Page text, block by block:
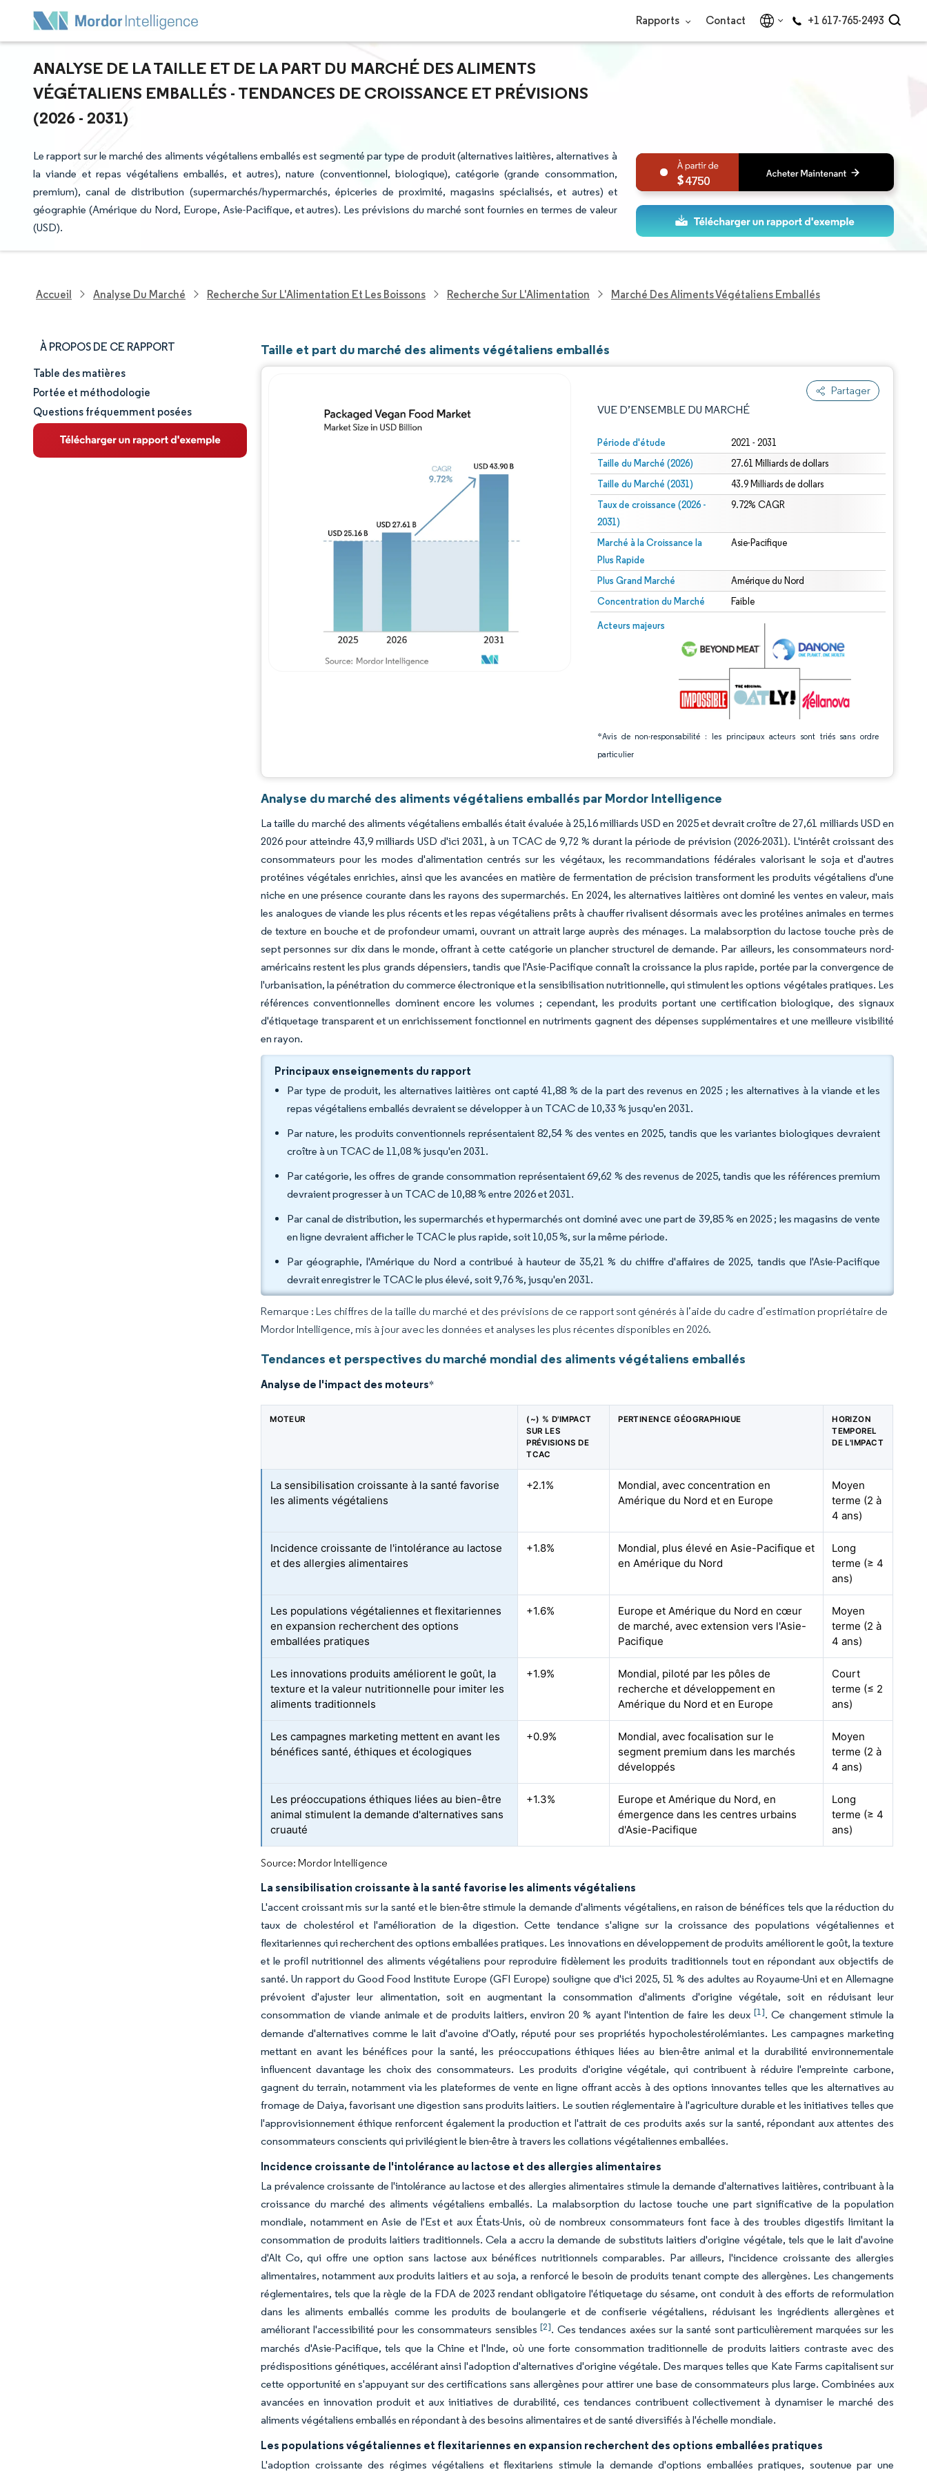
Rapports Contact +1 617-765-2493
ANALYSE DE LA TAILLE ET DE LA PART DU MARCHÉ DES ALIMENTS
VÉGÉTALIENS EMBALLÉS - TENDANCES DE CROISSANCE ET PRÉVISIONS
(2026 - 2031)
Le rapport sur le marché des aliments végétaliens emballés est segmenté par type de produit (alternatives laitières, alternatives à
la viande et repas végétaliens emballés, et autres), nature (conventionnel, biologique), catégorie (grande consommation,
premium), canal de distribution (supermarchés/hypermarchés, épiceries de proximité, magasins spécialisés, et autres) et
géographie (Amérique du Nord, Europe, Asie-Pacifique, et autres). Les prévisions du marché sont fournies en termes de valeur
(USD).
4750
Accueil Analyse Du Marché Recherche Sur L'Alimentation Et Les Boissons Recherche Sur L'Alimentation Marché Des Aliments Végétaliens Emballés
À PROPOS DE CE RAPPORT
Taille et part de marché
Analyse du marché
Tendances et perspectives
Table des matières
Portée et méthodologie
Questions fréquemment posées
Taille et part du marché des aliments végétaliens emballés
Partager
VUE D’ENSEMBLE DU MARCHÉ
Période d'étude 2021 - 2031
Taille du Marché (2026) 27.61 Milliards de dollars
Taille du Marché (2031) 43.9 Milliards de dollars
Taux de croissance (2026 -
2031)
9.72% CAGR
Marché à la Croissance la
Plus Rapide
Asie-Pacifique
Plus Grand Marché Amérique du Nord
Concentration du Marché Faible
Acteurs majeurs
*Avis de non-responsabilité : les principaux acteurs sont triés sans ordre
particulier
Image © Mordor Intelligence. La réutilisation nécessite une attribution sous CC BY 4.0.
Image © Mordor Intelligence. La réutilisation nécessite une attribution sous CC BY 4.0.
Analyse du marché des aliments végétaliens emballés par Mordor Intelligence
La taille du marché des aliments végétaliens emballés était évaluée à 25,16 milliards USD en 2025 et devrait croître de 27,61 milliards USD en
2026 pour atteindre 43,9 milliards USD d'ici 2031, à un TCAC de 9,72 % durant la période de prévision (2026-2031). L'intérêt croissant des
consommateurs pour les modes d'alimentation centrés sur les végétaux, les recommandations fédérales valorisant le soja et d'autres
protéines végétales enrichies, ainsi que les avancées en matière de fermentation de précision transforment les produits végétaliens d'une
niche en une présence courante dans les rayons des supermarchés. En 2024, les alternatives laitières ont dominé les ventes en valeur, mais
les analogues de viande les plus récents et les repas végétaliens prêts à chauffer rivalisent désormais avec les protéines animales en termes
de texture en bouche et de profondeur umami, ouvrant un attrait large auprès des ménages. La malabsorption du lactose touche près de
sept personnes sur dix dans le monde, offrant à cette catégorie un plancher structurel de demande. Par ailleurs, les consommateurs nord-
américains restent les plus grands dépensiers, tandis que l'Asie-Pacifique connaît la croissance la plus rapide, portée par la convergence de
l'urbanisation, la pénétration du commerce électronique et la sensibilisation nutritionnelle, qui stimulent les options végétales pratiques. Les
références conventionnelles dominent encore les volumes ; cependant, les produits portant une certification biologique, des signaux
d'étiquetage transparent et un enrichissement fonctionnel en nutriments gagnent des dépenses supplémentaires et une meilleure visibilité
en rayon.
Principaux enseignements du rapport
Par type de produit, les alternatives laitières ont capté 41,88 % de la part des revenus en 2025 ; les alternatives à la viande et les
repas végétaliens emballés devraient se développer à un TCAC de 10,33 % jusqu'en 2031.
Par nature, les produits conventionnels représentaient 82,54 % des ventes en 2025, tandis que les variantes biologiques devraient
croître à un TCAC de 11,08 % jusqu'en 2031.
Par catégorie, les offres de grande consommation représentaient 69,62 % des revenus de 2025, tandis que les références premium
devraient progresser à un TCAC de 10,88 % entre 2026 et 2031.
Par canal de distribution, les supermarchés et hypermarchés ont dominé avec une part de 39,85 % en 2025 ; les magasins de vente
en ligne devraient afficher le TCAC le plus rapide, soit 10,05 %, sur la même période.
Par géographie, l'Amérique du Nord a contribué à hauteur de 35,21 % du chiffre d'affaires de 2025, tandis que l'Asie-Pacifique
devrait enregistrer le TCAC le plus élevé, soit 9,76 %, jusqu'en 2031.
Remarque : Les chiffres de la taille du marché et des prévisions de ce rapport sont générés à l’aide du cadre d’estimation propriétaire de
Mordor Intelligence, mis à jour avec les données et analyses les plus récentes disponibles en 2026.
Tendances et perspectives du marché mondial des aliments végétaliens emballés
Analyse de l'impact des moteurs*
MOTEUR
(~) % D'IMPACT
SUR LES
PRÉVISIONS DE
TCAC
PERTINENCE GÉOGRAPHIQUE
HORIZON
TEMPOREL
DE L'IMPACT
La sensibilisation croissante à la santé favorise
les aliments végétaliens
+2.1%
Mondial, avec concentration en
Amérique du Nord et en Europe
Moyen
terme (2 à
4 ans)
Incidence croissante de l'intolérance au lactose
et des allergies alimentaires
+1.8%
Mondial, plus élevé en Asie-Pacifique et
en Amérique du Nord
Long
terme (≥ 4
ans)
Les populations végétaliennes et flexitariennes
en expansion recherchent des options
emballées pratiques
+1.6%
Europe et Amérique du Nord en cœur
de marché, avec extension vers l'Asie-
Pacifique
Moyen
terme (2 à
4 ans)
Les innovations produits améliorent le goût, la
texture et la valeur nutritionnelle pour imiter les
aliments traditionnels
+1.9%
Mondial, piloté par les pôles de
recherche et développement en
Amérique du Nord et en Europe
Court
terme (≤ 2
ans)
Les campagnes marketing mettent en avant les
bénéfices santé, éthiques et écologiques
+0.9%
Mondial, avec focalisation sur le
segment premium dans les marchés
développés
Moyen
terme (2 à
4 ans)
Les préoccupations éthiques liées au bien-être
animal stimulent la demande d'alternatives sans
cruauté
+1.3%
Europe et Amérique du Nord, en
émergence dans les centres urbains
d'Asie-Pacifique
Long
terme (≥ 4
ans)
Source: Mordor Intelligence
La sensibilisation croissante à la santé favorise les aliments végétaliens
L'accent croissant mis sur la santé et le bien-être stimule la demande d'aliments végétaliens, en raison de bénéfices tels que la réduction du
taux de cholestérol et l'amélioration de la digestion. Cette tendance s'aligne sur la croissance des populations végétaliennes et
flexitariennes qui recherchent des options emballées pratiques. Les innovations en développement de produits améliorent le goût, la texture
et le profil nutritionnel des aliments végétaliens pour reproduire fidèlement les produits traditionnels tout en répondant aux objectifs de
santé. Un rapport du Good Food Institute Europe (GFI Europe) souligne que d'ici 2025, 51 % des adultes au Royaume-Uni et en Allemagne
prévoient d'ajuster leur alimentation, soit en augmentant la consommation d'aliments d'origine végétale, soit en réduisant leur
consommation de viande animale et de produits laitiers, environ 20 % ayant l'intention de faire les deux[1]. Ce changement stimule la
demande d'alternatives comme le lait d'avoine d'Oatly, réputé pour ses propriétés hypocholestérolémiantes. Les campagnes marketing
mettant en avant les bénéfices pour la santé, les préoccupations éthiques liées au bien-être animal et la durabilité environnementale
influencent davantage les choix des consommateurs. Les produits d'origine végétale, qui contribuent à réduire l'empreinte carbone,
gagnent du terrain, notamment via les plateformes de vente en ligne offrant accès à des options innovantes telles que les alternatives au
fromage de Daiya, favorisant une digestion sans produits laitiers. Le soutien réglementaire à l'agriculture durable et les initiatives telles que
l'approvisionnement éthique renforcent également la production et l'attrait de ces produits axés sur la santé, répondant aux attentes des
consommateurs conscients qui privilégient le bien-être à travers les collations végétaliennes emballées.
Incidence croissante de l'intolérance au lactose et des allergies alimentaires
La prévalence croissante de l'intolérance au lactose et des allergies alimentaires stimule la demande d'alternatives laitières, contribuant à la
croissance du marché des aliments végétaliens emballés. La malabsorption du lactose touche une part significative de la population
mondiale, notamment en Asie de l'Est et aux États-Unis, où de nombreux consommateurs font face à des troubles digestifs limitant la
consommation de produits laitiers traditionnels. Cela a accru la demande de substituts laitiers d'origine végétale, tels que le lait d'avoine
d'Alt Co, qui offre une option sans lactose aux bénéfices nutritionnels comparables. Par ailleurs, l'incidence croissante des allergies
alimentaires, notamment aux produits laitiers et au soja, a renforcé le besoin de produits tenant compte des allergènes. Les changements
réglementaires, tels que la règle de la FDA de 2023 rendant obligatoire l'étiquetage du sésame, ont conduit à des efforts de reformulation
dans les aliments emballés comme les produits de boulangerie et de confiserie végétaliens, réduisant les ingrédients allergènes et
améliorant l'accessibilité pour les consommateurs sensibles[2]. Ces tendances axées sur la santé sont particulièrement marquées sur les
marchés d'Asie-Pacifique, tels que la Chine et l'Inde, où une forte consommation traditionnelle de produits laitiers contraste avec des
prédispositions génétiques, accélérant ainsi l'adoption d'alternatives d'origine végétale. Des marques telles que Kate Farms capitalisent sur
cette opportunité en s'appuyant sur des certifications sans allergènes pour attirer une base de consommateurs plus large. Combinées aux
avancées en innovation produit et aux initiatives de durabilité, ces tendances contribuent collectivement à dynamiser le marché des
aliments végétaliens emballés en répondant à des besoins alimentaires et de santé diversifiés à l'échelle mondiale.
Les populations végétaliennes et flexitariennes en expansion recherchent des options emballées pratiques
L'adoption croissante des régimes végétaliens et flexitariens stimule la demande d'options emballées pratiques, soutenue par une